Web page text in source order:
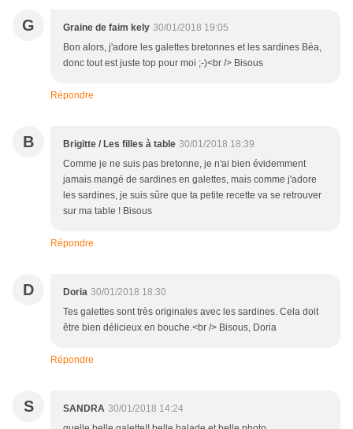
G Graine de faim kely 30/01/2018 19:05
Bon alors, j'adore les galettes bretonnes et les sardines Béa,
donc tout est juste top pour moi ;-)<br /> Bisous
Répondre
B Brigitte / Les filles à table 30/01/2018 18:39
Comme je ne suis pas bretonne, je n'ai bien évidemment
jamais mangé de sardines en galettes, mais comme j'adore
les sardines, je suis sûre que ta petite recette va se retrouver
sur ma table ! Bisous
Répondre
D Doria 30/01/2018 18:30
Tes galettes sont très originales avec les sardines. Cela doit
être bien délicieux en bouche.<br /> Bisous, Doria
Répondre
S SANDRA 30/01/2018 14:24